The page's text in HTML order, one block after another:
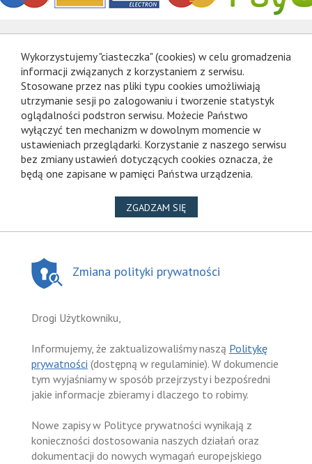
Wykorzystujemy "ciasteczka" (cookies) w celu gromadzenia
informacji związanych z korzystaniem z serwisu.
Stosowane przez nas pliki typu cookies umożliwiają
utrzymanie sesji po zalogowaniu i tworzenie statystyk
oglądalności podstron serwisu. Możecie Państwo
wyłączyć ten mechanizm w dowolnym momencie w
ustawieniach przeglądarki. Korzystanie z naszego serwisu
bez zmiany ustawień dotyczących cookies oznacza, że
będą one zapisane w pamięci Państwa urządzenia.
ZGADZAM SIĘNA WYKORZYSTANIE PLIKÓW
Zmiana polityki prywatności
Drogi Użytkowniku,
Informujemy, że zaktualizowaliśmy naszą Politykę
prywatności (dostępną w regulaminie). W dokumencie
tym wyjaśniamy w sposób przejrzysty i bezpośredni
jakie informacje zbieramy i dlaczego to robimy.
Nowe zapisy w Polityce prywatności wynikają z
konieczności dostosowania naszych działań oraz
dokumentacji do nowych wymagań europejskiego